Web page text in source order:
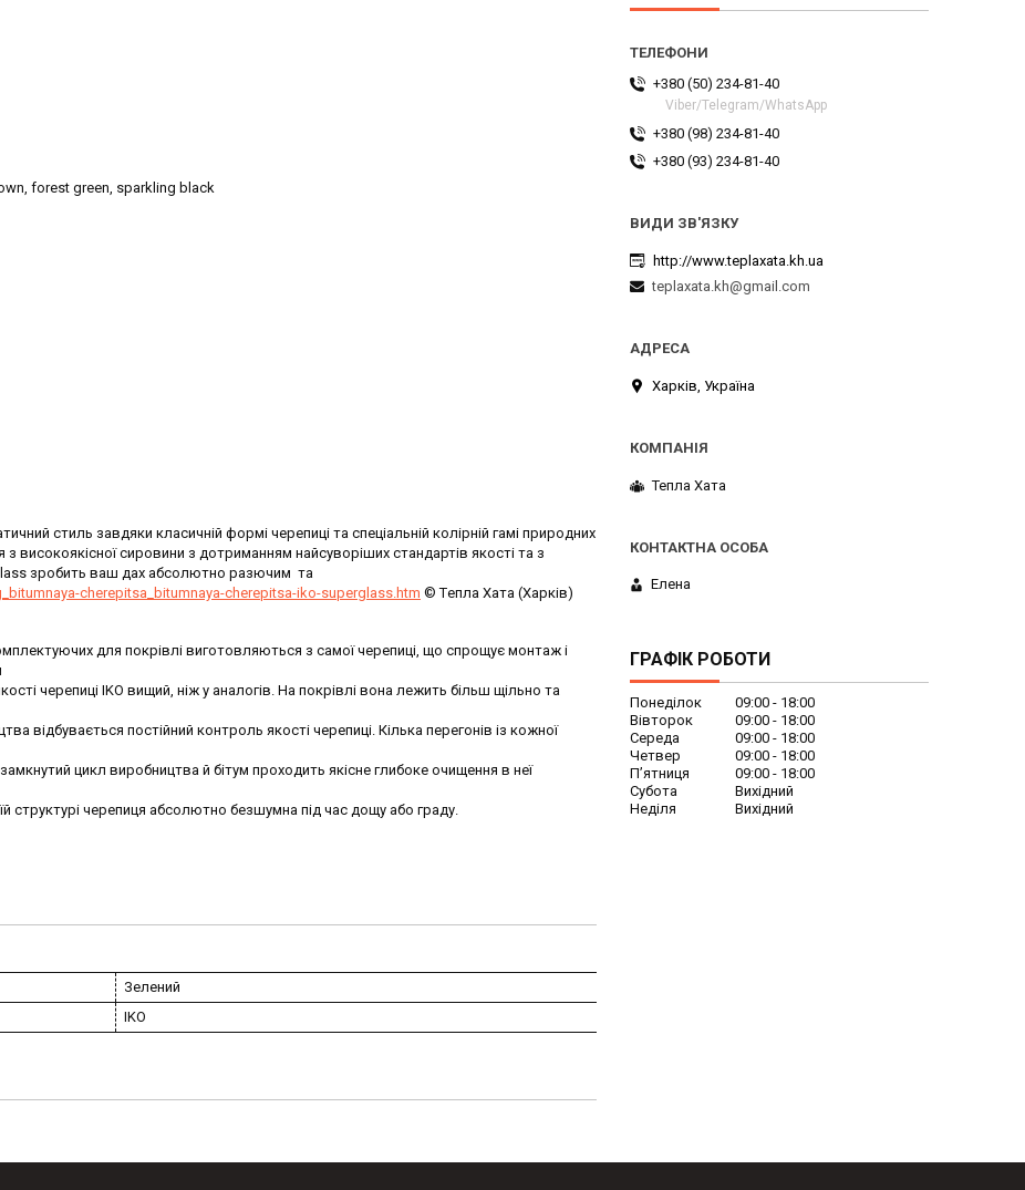
forest green, sparkling black
стиль завдяки класичній формі черепиці та спеціальній колірній гамі природних
високоякісної сировини з дотриманням найсуворіших стандартів якості та з
зробить ваш дах абсолютно разючим та
cherepitsa_bitumnaya-cherepitsa-iko-superglass.htm © Tепла Хата (Харків)
для покрівлі виготовляються з самої черепиці, що спрощує монтаж і
черепиці IKO вищий, ніж у аналогів. На покрівлі вона лежить більш щільно та
відбувається постійний контроль якості черепиці. Кілька перегонів із кожної
цикл виробництва й бітум проходить якісне глибоке очищення в неї
структурі черепиця абсолютно безшумна під час дощу або граду.
Зелений
IKO
+380 (50) 234-81-40
Viber/Telegram/WhatsApp
+380 (98) 234-81-40
+380 (93) 234-81-40
http://www.teplaxata.kh.ua
teplaxata.kh@gmail.com
Харків, Україна
Тепла Хата
Елена
ГРАФІК РОБОТИ
Понеділок 09:00
18:00
Вівторок
09:00
18:00
Середа
09:00
18:00
Четвер
09:00
18:00
Пʼятниця
09:00
18:00
Субота
Вихідний
Неділя
Вихідний